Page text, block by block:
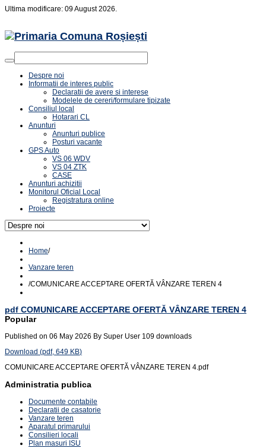
Ultima modificare: 09 August 2026.
Despre noi
Informatii de interes public
Declaratii de avere si interese
Modelele de cereri/formulare tipizate
Consiliul local
Hotarari CL
Anunturi
Anunturi publice
Posturi vacante
GPS Auto
VS 06 WDV
VS 04 ZTK
CASE
Anunturi achizitii
Monitorul Oficial Local
Registratura online
Proiecte
Home/
Vanzare teren
/COMUNICARE ACCEPTARE OFERTĂ VÂNZARE TEREN 4
pdf COMUNICARE ACCEPTARE OFERTĂ VÂNZARE TEREN 4
Popular
Published on 06 May 2026 By Super User 109 downloads
Download (pdf, 649 KB)
COMUNICARE ACCEPTARE OFERTĂ VÂNZARE TEREN 4.pdf
Administratia publica
Documente contabile
Declaratii de casatorie
Vanzare teren
Aparatul primarului
Consilieri locali
Plan masuri ISU